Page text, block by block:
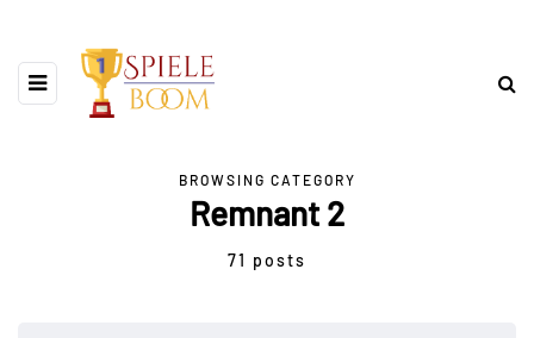
BROWSING CATEGORY
Remnant 2
71 posts